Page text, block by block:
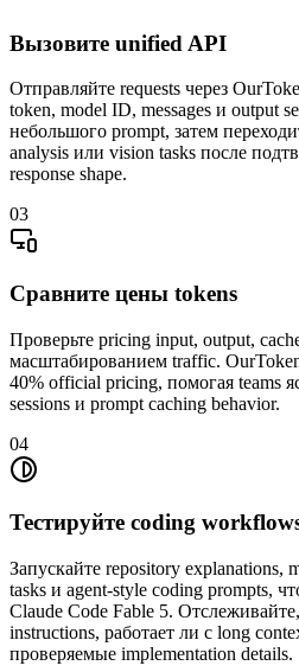
Вызовите unified API
Отправляйте requests через
token, model ID, messages и output
небольшого prompt, затем
analysis или vision tasks после
response shape.
03
Сравните цены tokens
Проверьте pricing input, output,
масштабированием traffic.
40% official pricing, помогая teams
sessions и prompt caching behavior.
04
Тестируйте coding
Запускайте repository explanations,
tasks и agent-style coding prompts,
Claude Code Fable 5.
instructions, работает ли с long
проверяемые implementation details.